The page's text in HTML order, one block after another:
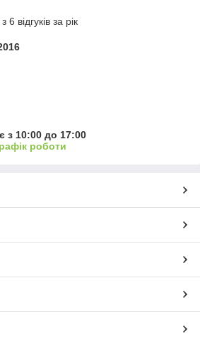
відгуків за рік
з 10:00 до 17:00
роботи